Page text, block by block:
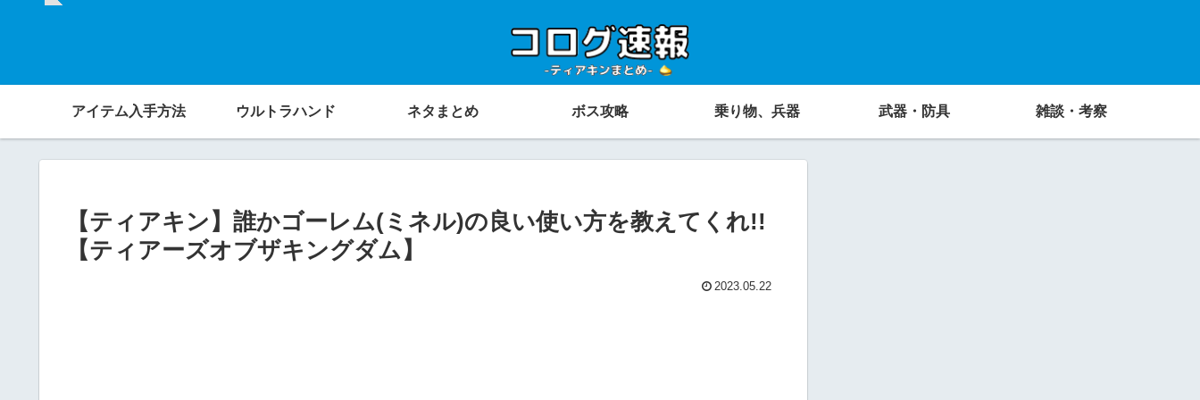
アイテム入手方法 ウルトラハンド ネタまとめ ボス攻略 乗り物、兵器 武器・防具 雑談・考察
【ティアキン】誰かゴーレム(ミネル)の良い使い方を教えてくれ!!
【ティアーズオブザキングダム】
2023.05.22